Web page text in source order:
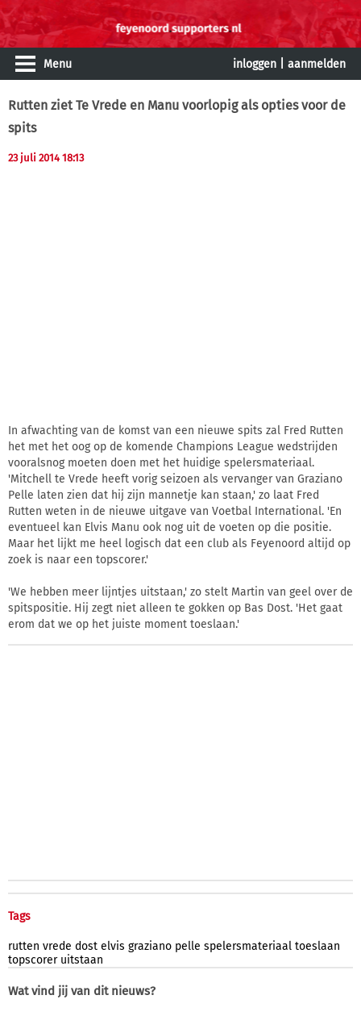
Menu inloggen aanmelden
Rutten ziet Te Vrede en Manu voorlopig als opties voor de
spits
23 juli 2014 18:13
In afwachting van de komst van een nieuwe spits zal Fred Rutten
het met het oog op de komende Champions League wedstrijden
vooralsnog moeten doen met het huidige spelersmateriaal.
'Mitchell te Vrede heeft vorig seizoen als vervanger van Graziano
Pelle laten zien dat hij zijn mannetje kan staan,' zo laat Fred
Rutten weten in de nieuwe uitgave van Voetbal International. 'En
eventueel kan Elvis Manu ook nog uit de voeten op die positie.
Maar het lijkt me heel logisch dat een club als Feyenoord altijd op
zoek is naar een topscorer.'
'We hebben meer lijntjes uitstaan,' zo stelt Martin van geel over de
spitspositie. Hij zegt niet alleen te gokken op Bas Dost. 'Het gaat
erom dat we op het juiste moment toeslaan.'
Tags
rutten vrede dost elvis graziano pelle spelersmateriaal toeslaan
topscorer uitstaan
Wat vind jij van dit nieuws?